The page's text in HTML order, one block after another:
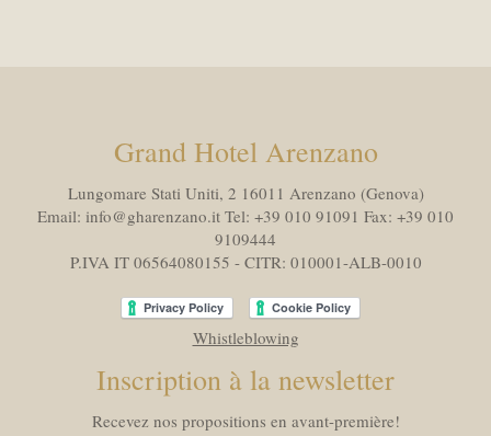
Grand Hotel Arenzano
Lungomare Stati Uniti, 2 16011 Arenzano (Genova)
Email: info@gharenzano.it Tel: +39 010 91091 Fax: +39 010
9109444
P.IVA IT 06564080155 - CITR: 010001-ALB-0010
Whistleblowing
Inscription à la newsletter
Recevez nos propositions en avant-première!